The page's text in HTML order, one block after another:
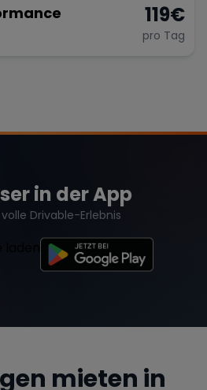
119€
pro Tag
in der App
volle Drivable-Erlebnis
mieten in